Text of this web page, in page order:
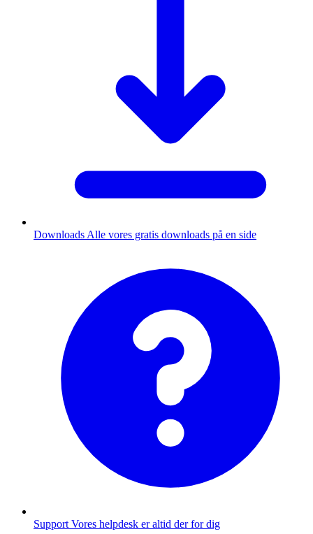
Downloads Alle vores gratis downloads på en side
Support Vores helpdesk er altid der for dig